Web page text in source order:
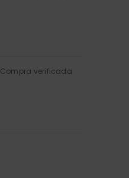
Compra verificada